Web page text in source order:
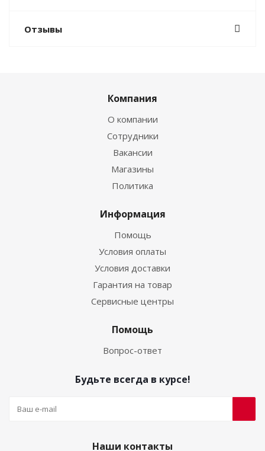
Отзывы
Компания
О компании
Сотрудники
Вакансии
Магазины
Политика
Информация
Помощь
Условия оплаты
Условия доставки
Гарантия на товар
Сервисные центры
Помощь
Вопрос-ответ
Будьте всегда в курсе!
Наши контакты